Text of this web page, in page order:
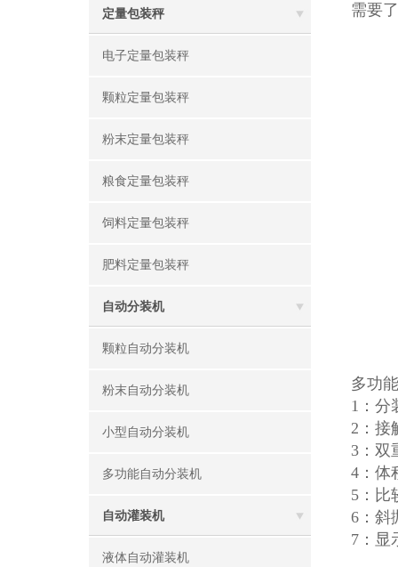
定量包装秤
电子定量包装秤
颗粒定量包装秤
粉末定量包装秤
粮食定量包装秤
饲料定量包装秤
肥料定量包装秤
自动分装机
颗粒自动分装机
粉末自动分装机
小型自动分装机
多功能自动分装机
自动灌装机
液体自动灌装机
需要
多功
1：分
2：接
3：双
4：体
5：比
6：斜
7：显